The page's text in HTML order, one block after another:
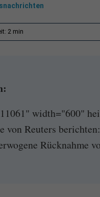
2 min
width="600"
von Reuters
Rücknahme